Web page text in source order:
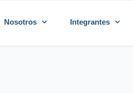
Nosotros Integrantes